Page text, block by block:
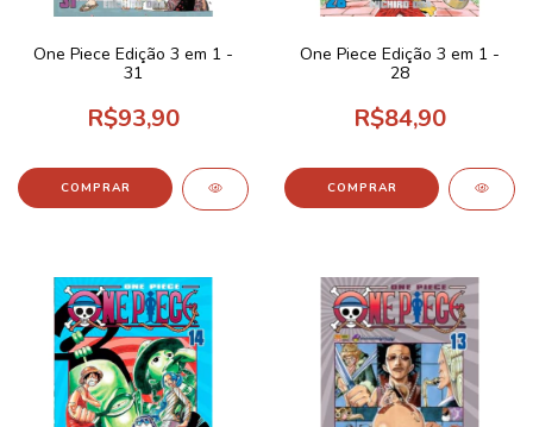
One Piece Edição 3 em 1 -
31
R$93,90
One Piece Edição 3 em 1 -
28
R$84,90